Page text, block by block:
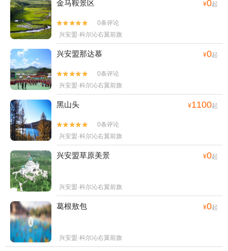
金马鞍景区 ¥0起


0条评论
兴安盟·科尔沁右翼前旗
兴安盟那达慕 ¥0起


0条评论
兴安盟·科尔沁右翼前旗
黑山头 ¥1100起


0条评论
兴安盟·科尔沁右翼前旗
兴安盟草原美景 ¥0起
兴安盟·科尔沁右翼前旗
葛根敖包 ¥0起
兴安盟·科尔沁右翼前旗